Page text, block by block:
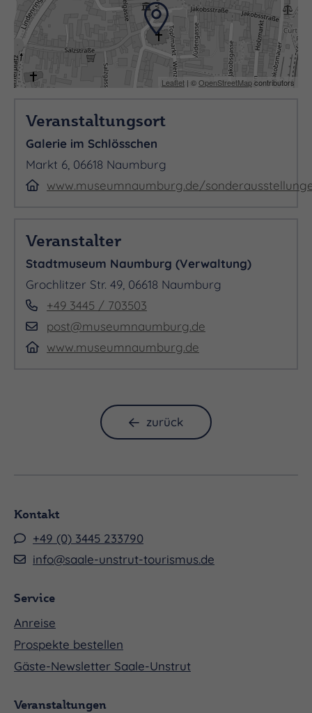
Leaflet | ©OpenStreetMapcontributors
Veranstaltungsort
Galerie im Schlösschen
Markt 6, 06618 Naumburg
www.museumnaumburg.de/
Veranstalter
Stadtmuseum Naumburg (Verwaltung)
Grochlitzer Str. 49, 06618 Naumburg
+49 3445 / 703503
post@museumnaumburg.de
www.museumnaumburg.de
zurück
Kontakt
+49 (0) 3445 233790
info@saale-unstrut-tourismus.de
Service
Anreise
Prospekte bestellen
Gäste-Newsletter Saale-Unstrut
Veranstaltungen